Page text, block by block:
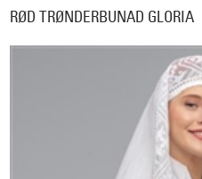
RØD TRØNDERBUNAD GLORIA